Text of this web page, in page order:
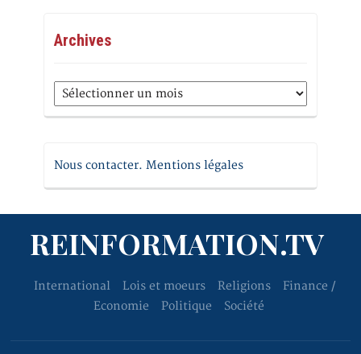
Archives
Archives
Nous contacter. Mentions légales
REINFORMATION.TV
International Lois et moeurs Religions
Finance /
Economie
Politique Société